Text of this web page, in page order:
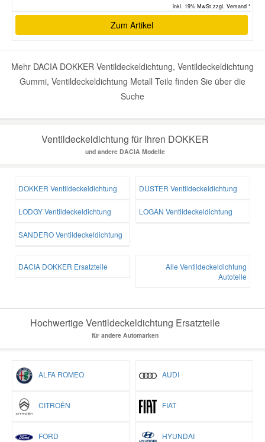
inkl. 19% MwSt.zzgl. Versand *
Zum Artikel
Mehr DACIA DOKKER Ventildeckeldichtung, Ventildeckeldichtung
Gummi, Ventildeckeldichtung Metall Teile finden Sie über die
Suche
Ventildeckeldichtung für Ihren DOKKER
und andere DACIA Modelle
DOKKER Ventildeckeldichtung DUSTER Ventildeckeldichtung
LODGY Ventildeckeldichtung LOGAN Ventildeckeldichtung
SANDERO Ventildeckeldichtung
DACIA DOKKER Ersatzteile
Alle Ventildeckeldichtung
Autoteile
Hochwertige Ventildeckeldichtung Ersatzteile
für andere Automarken
ALFA ROMEO AUDI
CITROËN FIAT
FORD HYUNDAI